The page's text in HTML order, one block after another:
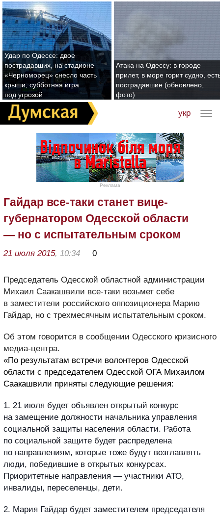
Удар по Одессе: двое
пострадавших, на стадионе
«Черноморец» снесло часть
крыши, субботняя игра
под угрозой
Атака на Одессу: в городе
прилет, в море горит судно,
пострадавшие (обновлено,
фото)
укр
Реклама
Гайдар все-таки станет вице-
губернатором Одесской области
— но с испытательным сроком
21 июля 2015, 10:34 0
Председатель Одесской областной администрации
Михаил Саакашвили все-таки возьмет себе
в заместители российского оппозиционера Марию
Гайдар, но с трехмесячным испытательным сроком.
Об этом говорится в сообщении Одесского кризисного
медиа-центра.
«По результатам встречи волонтеров Одесской
области с председателем Одесской ОГА Михаилом
Саакашвили приняты следующие решения:
1. 21 июля будет объявлен открытый конкурс
на замещение должности начальника управления
социальной защиты населения области. Работа
по социальной защите будет распределена
по направлениям, которые тоже будут возглавлять
люди, победившие в открытых конкурсах.
Приоритетные направления — участники АТО,
инвалиды, переселенцы, дети.
2. Мария Гайдар будет заместителем председателя